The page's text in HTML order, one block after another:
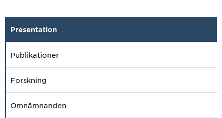
Presentation
Publikationer
Forskning
Omnämnanden